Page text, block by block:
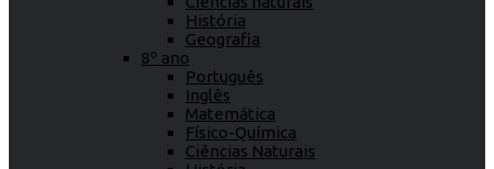
História
Geografia
8º ano
Português
Inglês
Matemática
Físico-Química
Ciências Naturais